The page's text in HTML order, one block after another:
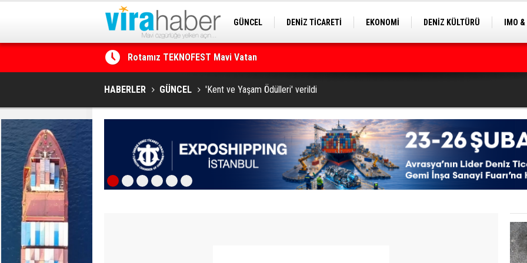
GÜNCEL DENİZ TİCARETİ EKONOMİ DENİZ KÜLTÜRÜ
IMO
Rotamız TEKNOFEST Mavi Vatan
Net Kârını Yüzde 38 Artışla 46.5 Milyon Dolar’a Yükseltti
HABERLER GÜNCEL 'Kent ve Yaşam Ödülleri' verildi